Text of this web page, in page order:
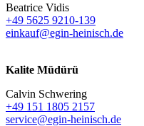
Beatrice Vidis
+49 5625 9210-139
einkauf@egin-heinisch.de
Kalite Müdürü
Calvin Schwering
+49 151 1805 2157
service@egin-heinisch.de